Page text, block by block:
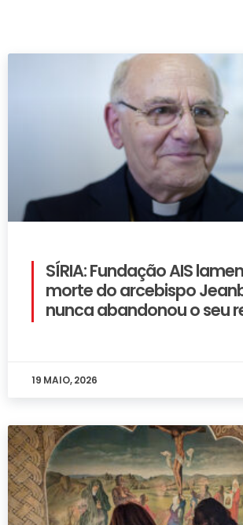
SÍRIA: Fundação AIS
morte do arcebispo
nunca abandonou o seu
19 MAIO, 2026